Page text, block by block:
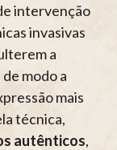
intervenção
invasivas
a
modo a
mais
técnica,
autênticos,